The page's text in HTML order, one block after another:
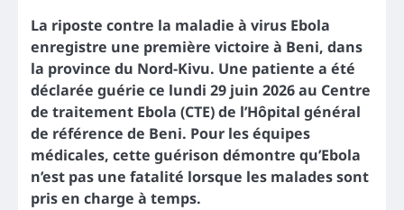
La riposte contre la maladie à virus Ebola
enregistre une première victoire à Beni, dans
la province du Nord-Kivu. Une patiente a été
déclarée guérie ce lundi 29 juin 2026 au Centre
de traitement Ebola (CTE) de l’Hôpital général
de référence de Beni. Pour les équipes
médicales, cette guérison démontre qu’Ebola
n’est pas une fatalité lorsque les malades sont
pris en charge à temps.